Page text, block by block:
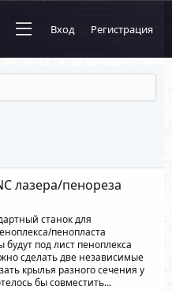
Вход Регистрация
лазера/пенореза
станок для
пенопласта
под лист пеноплекса
сделать две независимые
крылья разного сечения у
бы совместить...